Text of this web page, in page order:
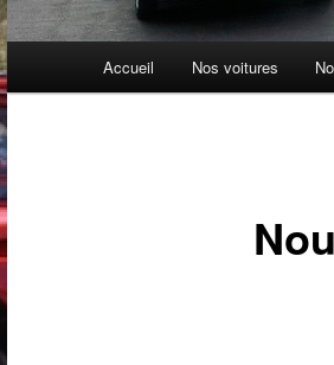
Accueil Nos voitures